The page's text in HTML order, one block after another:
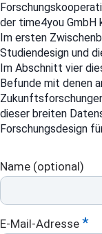
der time4you GmbH
Im ersten
Studiendesign und
Im Abschnitt vier
Befunde mit denen
dieser breiten
Forschungsdesign
DL:
Studie
Zukunft
Name (optional)
E-Mail-Adresse *